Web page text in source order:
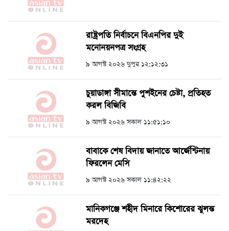
রাষ্ট্রপতি নির্বাচনে বিএনপির দুই
মনোনয়নপত্র সংগ্রহ
৯ আগস্ট ২০২৬ দুপুর ১২:১২:৩১
চুয়াডাঙ্গা সীমান্তে পুশইনের চেষ্টা, প্রতিহত
করল বিজিবি
৯ আগস্ট ২০২৬ সকাল ১১:৫১:১০
বাবাকে শেষ বিদায় জানাতে আর্জেন্টিনায়
ফিরলেন মেসি
৯ আগস্ট ২০২৬ সকাল ১১:৪২:২২
মানিকগঞ্জে শহীদ মিনারে কিশোরের ঝুলন্ত
মরদেহ